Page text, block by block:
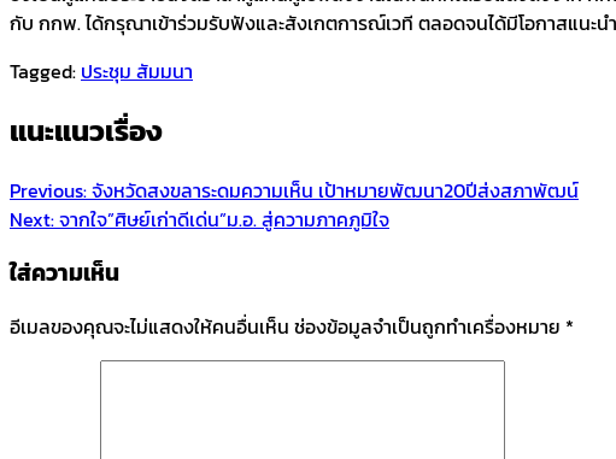
กับ กกพ. ได้กรุณาเข้าร่วมรับฟังและสังเกตการณ์เวที ตลอดจนได้มีโอกาสแน
Tagged: ประชุม สัมมนา
แนะแนวเรื่อง
Previous:จังหวัดสงขลาระดมความเห็น เป้าหมายพัฒนา20ปีส่งสภาพัฒน์
Next:จากใจ”ศิษย์เก่าดีเด่น”ม.อ. สู่ความภาคภูมิใจ
ใส่ความเห็น
อีเมลของคุณจะไม่แสดงให้คนอื่นเห็น ช่องข้อมูลจำเป็นถูกทำเครื่องหมาย *